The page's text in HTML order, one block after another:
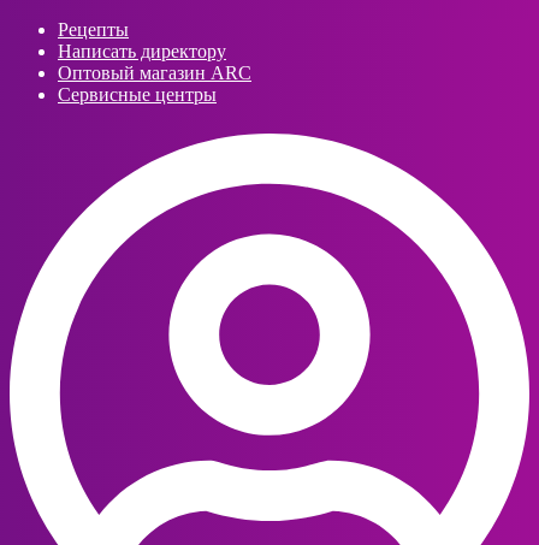
Рецепты
Написать директору
Оптовый магазин ARC
Сервисные центры